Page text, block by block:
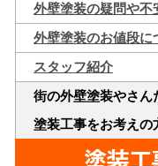
外壁塗装の疑問や不
外壁塗装のお値段に
スタッフ紹介
街の外壁塗装やさん
塗装工事をお考えの